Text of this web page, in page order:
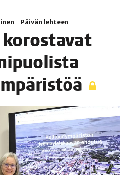
Päivän lehteen